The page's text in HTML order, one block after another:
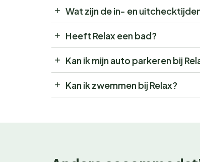
Wat zijn de in- en
Heeft Relax een bad?
Kan ik mijn auto parkeren bij
Kan ik zwemmen bij Relax?